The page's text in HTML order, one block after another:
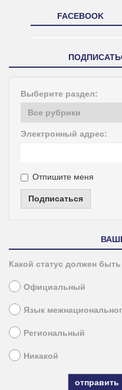
FACEBOOK
Выберите раздел:
Электронный адрес:
Отпишите меня
Подписаться
Какой статус должен
Официальный
Язык
Региональный
Никакой